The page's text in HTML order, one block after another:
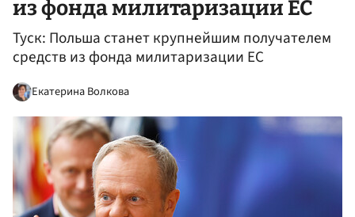
из фонда милитаризации ЕС
Туск: Польша станет крупнейшим получателем
средств из фонда милитаризации ЕС
Екатерина Волкова